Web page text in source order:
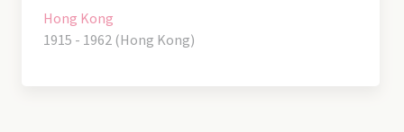
Hong Kong
1915 - 1962 (Hong Kong)